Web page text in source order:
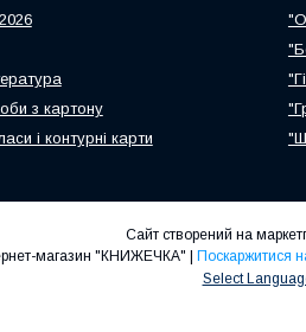
з картону
і контурні карти
Сайт створений на
Інтернет-магазин "КНИЖЕЧКА" | Поскаржитися
Select